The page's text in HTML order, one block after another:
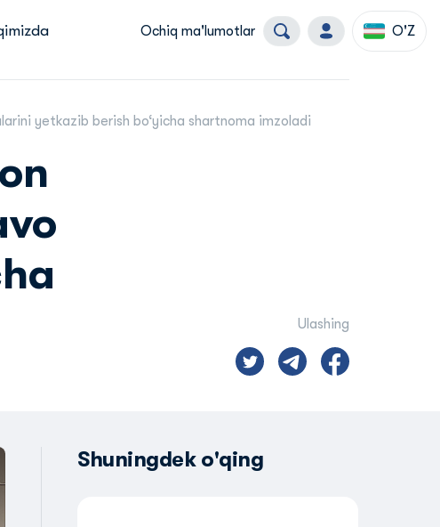
Ochiq ma'lumotlar O'Z
yetkazib berish bo‘yicha shartnoma imzoladi
Ulashing
Shuningdek o'qing